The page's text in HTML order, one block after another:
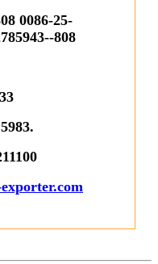
0086-25-
808